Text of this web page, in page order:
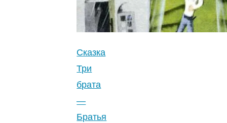
Гримм
Сказка
Три
брата
—
Братья